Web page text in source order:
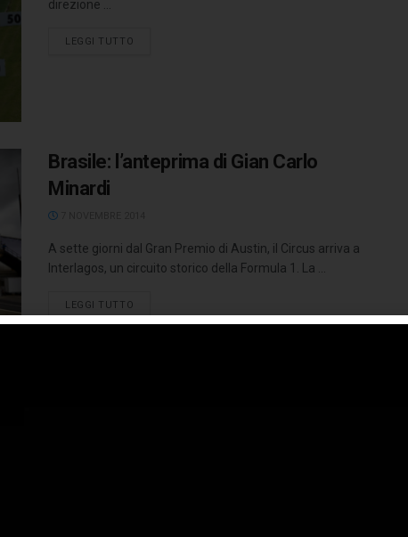
direzione ...
LEGGI TUTTO
Brasile: l’anteprima di Gian Carlo
Minardi
A sette giorni dal Gran Premio di Austin, il Circus arriva a
Interlagos, un circuito storico della Formula 1. La ...
LEGGI TUTTO